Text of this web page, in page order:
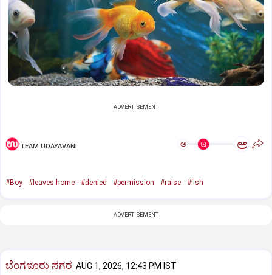
ADVERTISEMENT
TEAM UDAYAVANI ಅ ಅ
#Boy #leaves home #denied #permission #raise #fish
ADVERTISEMENT
ಬೆಂಗಳೂರು ನಗರ AUG 1, 2026, 12:43 PM IST